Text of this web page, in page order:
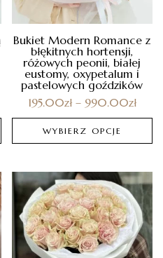
Bukiet Modern Romance z
błękitnych hortensji,
różowych peonii, białej
eustomy, oxypetalum i
pastelowych goździków
195.00zł– 990.00zł
WYBIERZ OPCJE